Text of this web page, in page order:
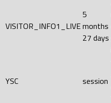
VISITOR_INFO1_LIVE
5
months
27 days
YSC session